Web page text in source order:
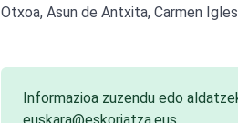
Otxoa, Asun de Antxita, Carmen
Informazioa zuzendu edo